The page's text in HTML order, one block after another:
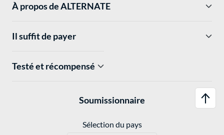
À propos de ALTERNATE
Il suffit de payer
Testé et récompensé
Soumissionnaire
Sélection du pays